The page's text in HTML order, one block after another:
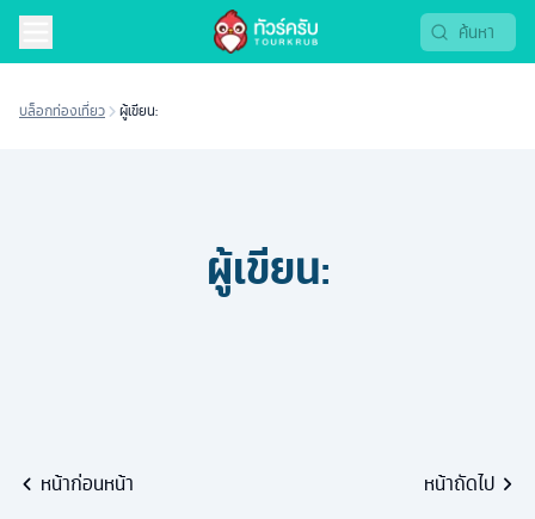
บล็อกท่องเที่ยว ผู้เขียน:
ผู้เขียน:
หน้าก่อนหน้า หน้าถัดไป